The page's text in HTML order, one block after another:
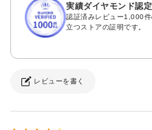
実績ダイヤモンド認定
認証済みレビュー1,000
立つストアの証明です。
レビューを書く